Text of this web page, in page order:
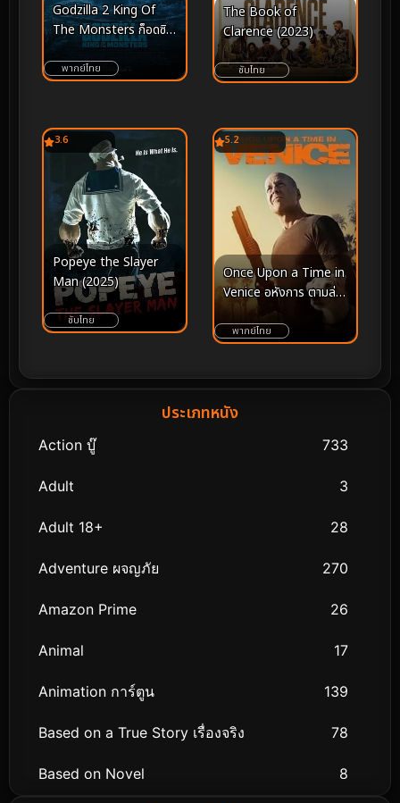
Godzilla 2 King Of
The Monsters ก็อดซิล
ล่า 2 ราชันแห่งมอนส
เตอร์ (2019)
พากย์ไทย
The Book of
Clarence (2023)
ซับไทย
3.6
Popeye the Slayer
Man (2025)
ซับไทย
5.2
Once Upon a Time in
Venice อหังการ ตามล่า
กลางกรุงเวนิส (2017)
พากย์ไทย
ประเภทหนัง
Action บู๊ 733
Adult 3
Adult 18+ 28
Adventure ผจญภัย 270
Amazon Prime 26
Animal 17
Animation การ์ตูน 139
Based on a True Story เรื่องจริง 78
Based on Novel 8